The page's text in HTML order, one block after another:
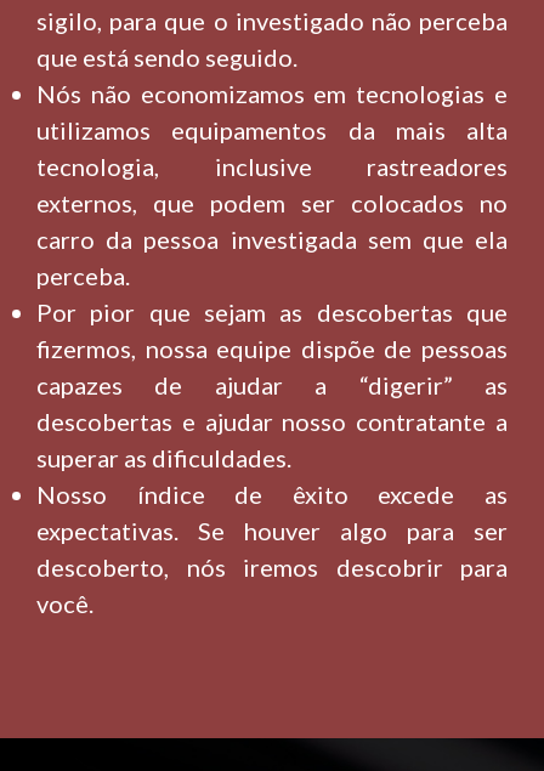
sigilo, para que o investigado não perceba
que está sendo seguido.
Nós não economizamos em tecnologias e
utilizamos equipamentos da mais alta
tecnologia, inclusive rastreadores
externos, que podem ser colocados no
carro da pessoa investigada sem que ela
perceba.
Por pior que sejam as descobertas que
fizermos, nossa equipe dispõe de pessoas
capazes de ajudar a “digerir” as
descobertas e ajudar nosso contratante a
superar as dificuldades.
Nosso índice de êxito excede as
expectativas. Se houver algo para ser
descoberto, nós iremos descobrir para
você.